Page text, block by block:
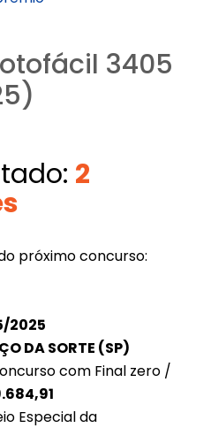
3405
2
próximo concurso:
2025
DA SORTE (SP)
com Final zero /
Especial da